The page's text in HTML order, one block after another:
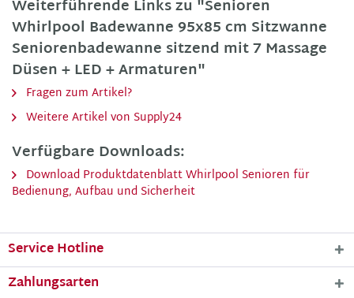
Weiterführende Links zu "Senioren
Whirlpool Badewanne 95x85 cm Sitzwanne
Seniorenbadewanne sitzend mit 7 Massage
Düsen + LED + Armaturen"
Fragen zum Artikel?
Weitere Artikel von Supply24
Verfügbare Downloads:
Download Produktdatenblatt Whirlpool Senioren für
Bedienung, Aufbau und Sicherheit
Service Hotline
Zahlungsarten